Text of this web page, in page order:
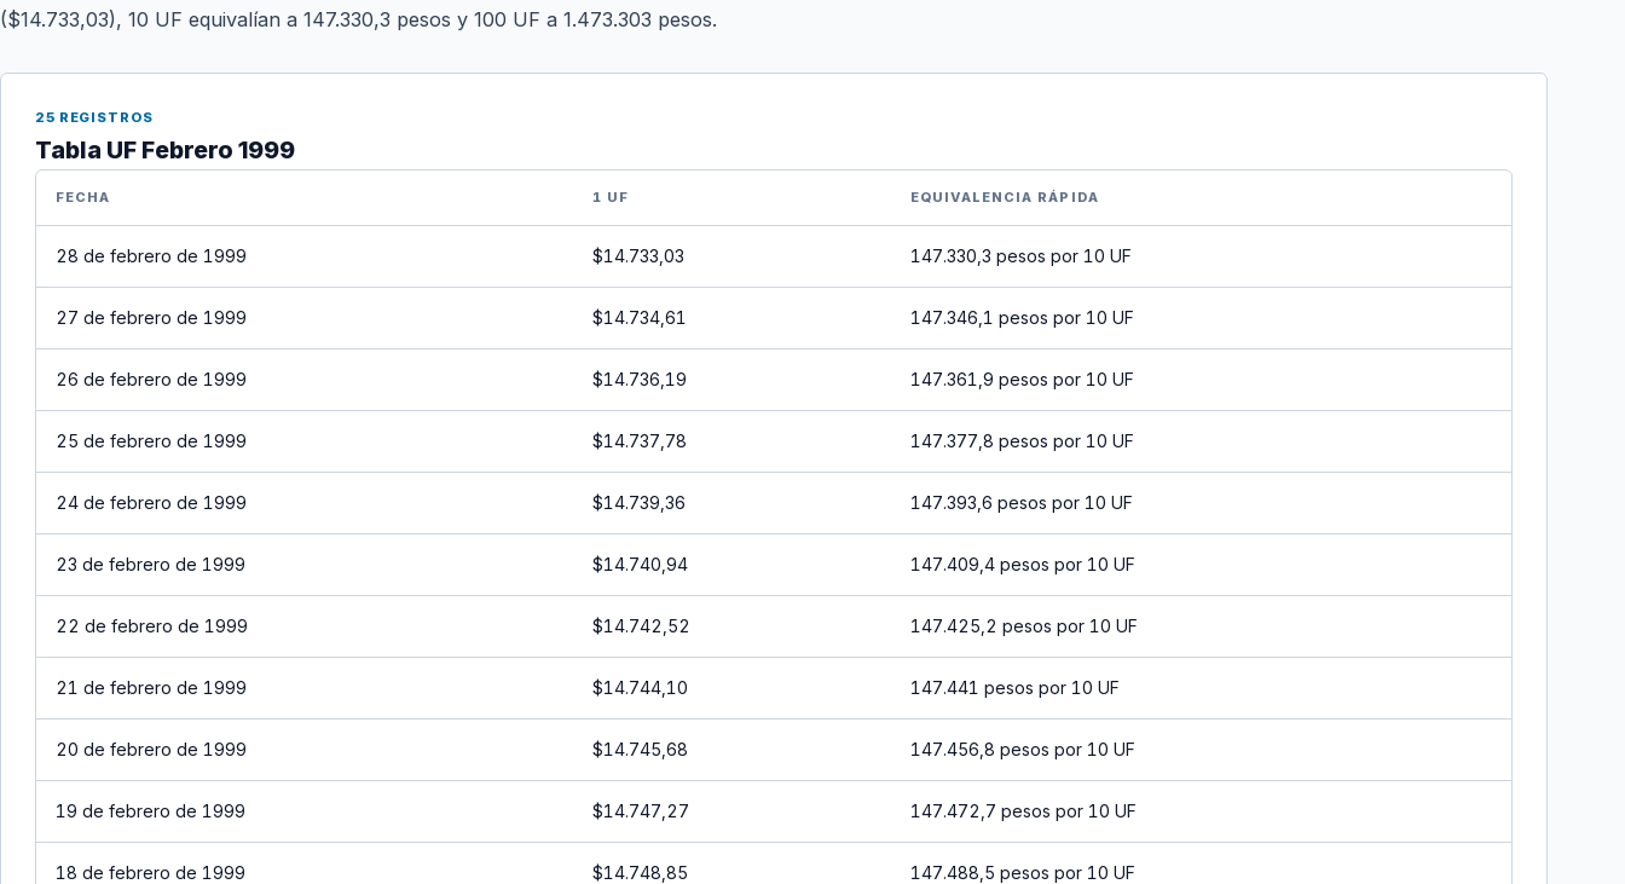
($14.733,03), 10 UF equivalían a 147.330,3 pesos y 100 UF a 1.473.303 pesos.
25 REGISTROS
Tabla UF Febrero 1999
FECHA 1 UF EQUIVALENCIA RÁPIDA
28 de febrero de 1999 $14.733,03 147.330,3 pesos por 10 UF
27 de febrero de 1999 $14.734,61 147.346,1 pesos por 10 UF
26 de febrero de 1999 $14.736,19 147.361,9 pesos por 10 UF
25 de febrero de 1999 $14.737,78 147.377,8 pesos por 10 UF
24 de febrero de 1999 $14.739,36 147.393,6 pesos por 10 UF
23 de febrero de 1999 $14.740,94 147.409,4 pesos por 10 UF
22 de febrero de 1999 $14.742,52 147.425,2 pesos por 10 UF
21 de febrero de 1999 $14.744,10 147.441 pesos por 10 UF
20 de febrero de 1999 $14.745,68 147.456,8 pesos por 10 UF
19 de febrero de 1999 $14.747,27 147.472,7 pesos por 10 UF
18 de febrero de 1999 $14.748,85 147.488,5 pesos por 10 UF